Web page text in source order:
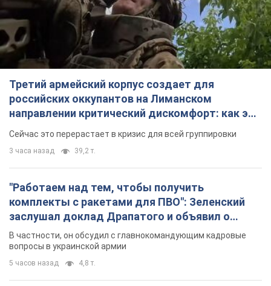
Третий армейский корпус создает для
российских оккупантов на Лиманском
направлении критический дискомфорт: как это
удалось
Сейчас это перерастает в кризис для всей группировки
3 часа назад 39,2 т.
"Работаем над тем, чтобы получить
комплекты с ракетами для ПВО": Зеленский
заслушал доклад Драпатого и объявил о
новых мерах
В частности, он обсудил с главнокомандующим кадровые
вопросы в украинской армии
5 часов назад 4,8 т.